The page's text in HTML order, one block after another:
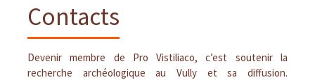
Contacts
Devenir membre de Pro Vistiliaco, c’est soutenir la
recherche archéologique au Vully et sa diffusion.